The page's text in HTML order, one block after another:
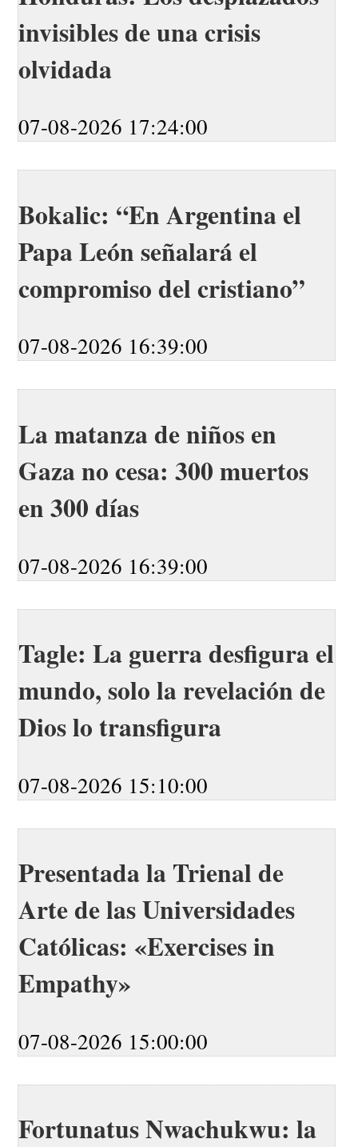
invisibles de una crisis
olvidada
07-08-2026 17:24:00
Bokalic: “En Argentina el
Papa León señalará el
compromiso del cristiano”
07-08-2026 16:39:00
La matanza de niños en
Gaza no cesa: 300 muertos
en 300 días
07-08-2026 16:39:00
Tagle: La guerra desfigura el
mundo, solo la revelación de
Dios lo transfigura
07-08-2026 15:10:00
Presentada la Trienal de
Arte de las Universidades
Católicas: «Exercises in
Empathy»
07-08-2026 15:00:00
Fortunatus Nwachukwu: la